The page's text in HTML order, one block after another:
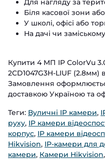
Для нагляду за
Біля касової зони
У школі, офісі або
На дачі чи
Купити 4 МП IP ColorVu
2CD1047G3H-LIUF
Замовлення
доставкою Україною та
Теги: Вуличні IP камери,
руху, IP камери
корпус, IP камери
Hikvision, ІР-камери для
камери, Камери Hikvision,